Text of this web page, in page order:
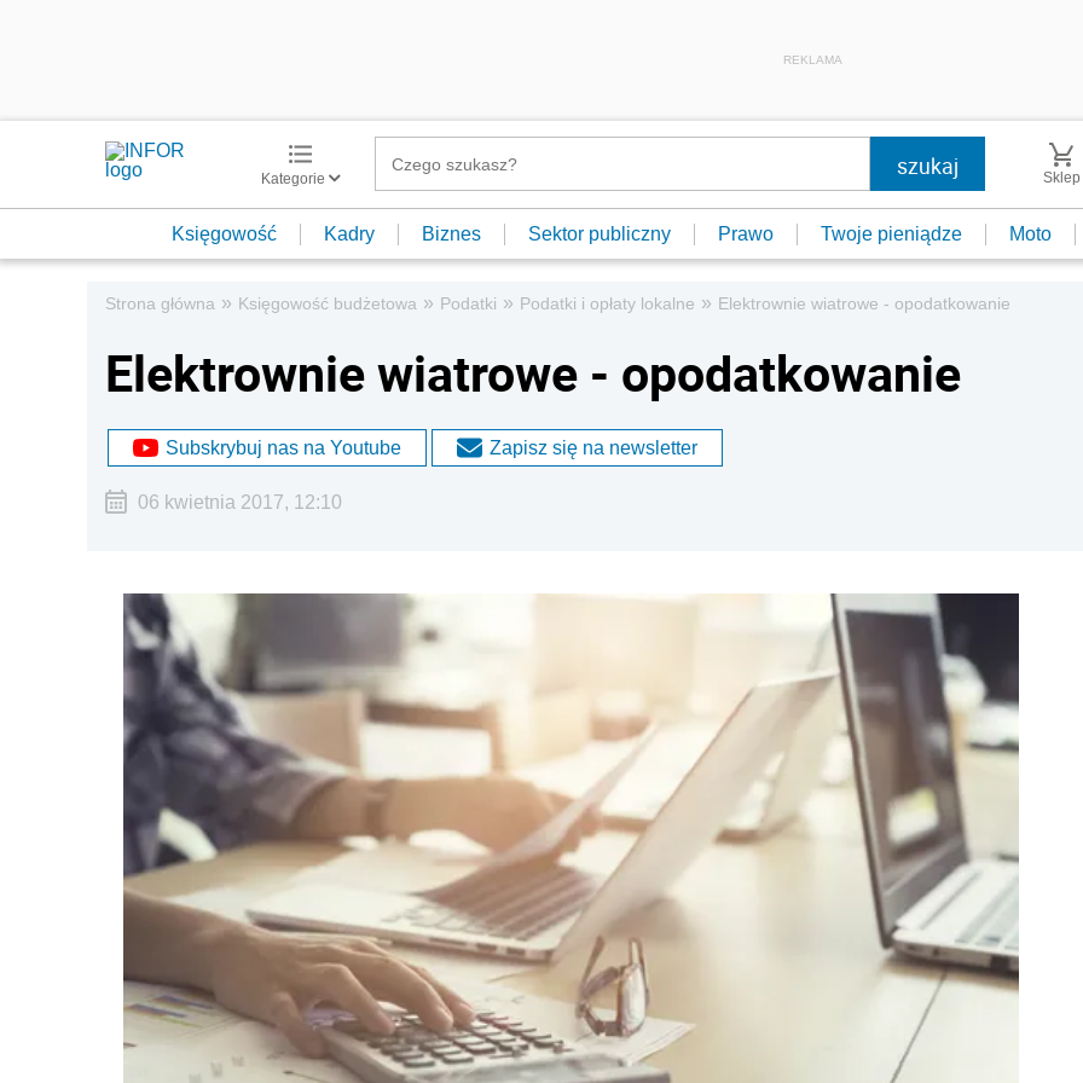
REKLAMA
Kategorie Sklep
Księgowość Kadry Biznes Sektor publiczny Prawo Twoje pieniądze Moto
Strona główna » Księgowość budżetowa » Podatki » Podatki i opłaty lokalne » Elektrownie wiatrowe - opodatkowanie
Elektrownie wiatrowe - opodatkowanie
Subskrybuj nas na Youtube Zapisz się na newsletter
06 kwietnia 2017, 12:10